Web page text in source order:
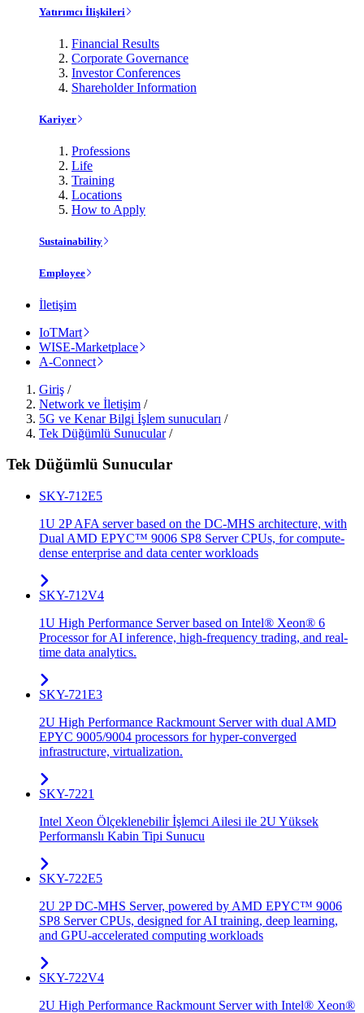
Yatırımcı İlişkileri
Financial Results
Corporate Governance
Investor Conferences
Shareholder Information
Kariyer
Professions
Life
Training
Locations
How to Apply
Sustainability
Employee
İletişim
IoTMart
WISE-Marketplace
A-Connect
Giriş /
Network ve İletişim /
5G ve Kenar Bilgi İşlem sunucuları /
Tek Düğümlü Sunucular/
Tek Düğümlü Sunucular
SKY-712E5
1U 2P AFA server based on the DC-MHS architecture, with
Dual AMD EPYC™ 9006 SP8 Server CPUs, for compute-
dense enterprise and data center workloads
SKY-712V4
1U High Performance Server based on Intel® Xeon® 6
Processor for AI inference, high-frequency trading, and real-
time data analytics.
SKY-721E3
2U High Performance Rackmount Server with dual AMD
EPYC 9005/9004 processors for hyper-converged
infrastructure, virtualization.
SKY-7221
Intel Xeon Ölçeklenebilir İşlemci Ailesi ile 2U Yüksek
Performanslı Kabin Tipi Sunucu
SKY-722E5
2U 2P DC-MHS Server, powered by AMD EPYC™ 9006
SP8 Server CPUs, designed for AI training, deep learning,
and GPU-accelerated computing workloads
SKY-722V4
2U High Performance Rackmount Server with Intel® Xeon®